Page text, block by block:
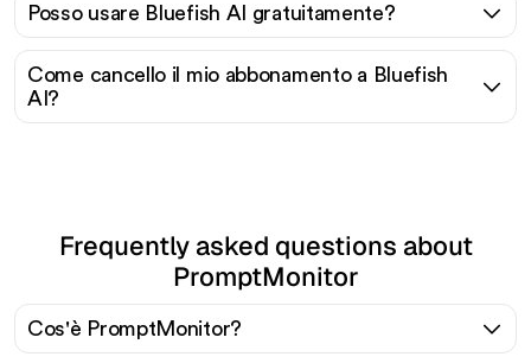
Posso usare Bluefish AI gratuitamente?
Come cancello il mio abbonamento a Bluefish
AI?
Frequently asked questions about
PromptMonitor
Cos'è PromptMonitor?